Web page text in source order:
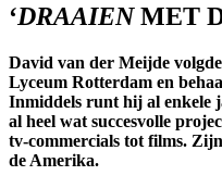
‘DRAAIENMET
David van der Meijde
Lyceum Rotterdam en
Inmiddels runt hij al enkele
al heel wat succesvolle
tv-commercials tot films.
de Amerika.